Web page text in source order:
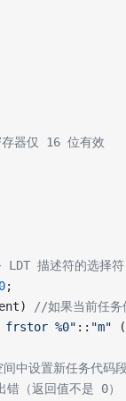
器仅 16 位有效
LDT 描述符的选择
;
//如果当前任务
%0" :: "m"
中设置新任务代码
错（返回值不是 0）